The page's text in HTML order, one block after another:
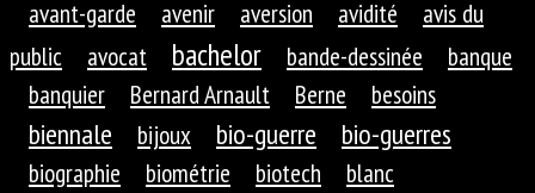
avant-garde avenir aversion avidité
avis du
public
avocat bachelor bande-dessinée
banque
banquier
Bernard Arnault Berne besoins
biennale bijoux bio-guerre bio-guerres
biographie biométrie biotech blanc